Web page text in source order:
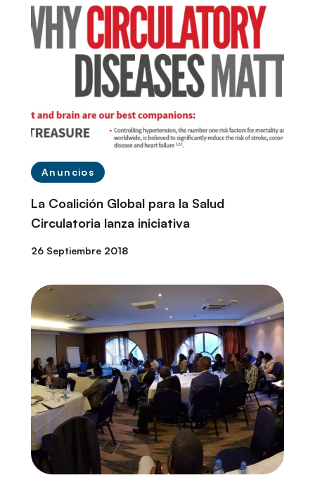
Anuncios
La Coalición Global para la Salud
Circulatoria lanza iniciativa
26 Septiembre 2018